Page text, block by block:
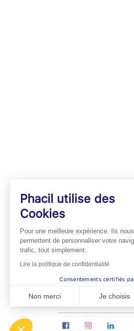
INFOS
Professionnels de
Espace Pharmaciens
Foire aux questions
Phacil utilise des
Cookies
Pour une meilleure expérience. Ils nous
permettent de personnaliser votre
trafic, tout simplement.
Lire la politique de confidentialité
Consentements certifiés
Non merci Je choisis
Axeptio consent
Plateforme de Gestion du